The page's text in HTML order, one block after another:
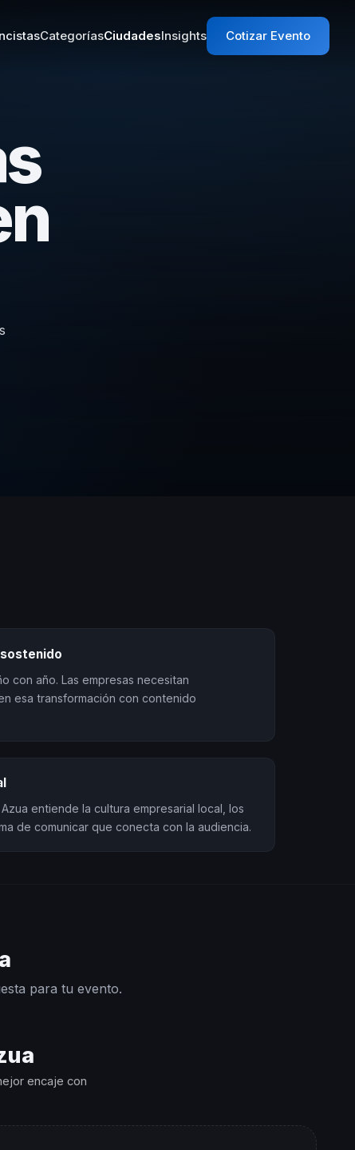
CategoríasCiudadesInsights Cotizar Evento
con año. Las empresas necesitan
esa transformación con contenido
entiende la cultura empresarial local, los
de comunicar que conecta con la audiencia.
para tu evento.
encaje con